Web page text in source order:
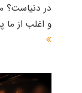
در دنیاست؟
و اغلب از ما